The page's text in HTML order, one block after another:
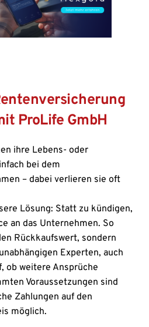
ProLife GmbH
ihre Lebens- oder
bei dem
– dabei verlieren sie oft
Lösung: Statt zu kündigen,
an das Unternehmen. So
Rückkaufswert, sondern
Experten, auch
ob weitere Ansprüche
Voraussetzungen sind
Zahlungen auf den
möglich.